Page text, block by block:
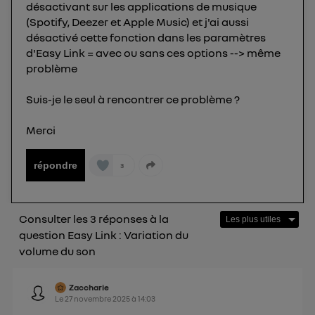
désactivant sur les applications de musique
(Spotify, Deezer et Apple Music) et j'ai aussi
désactivé cette fonction dans les paramètres
d'Easy Link = avec ou sans ces options --> même
problème
Suis-je le seul à rencontrer ce problème ?
Merci
répondre 3
Consulter les 3 réponses à la
question Easy Link : Variation du
volume du son
Zaccharie
Le 27 novembre 2025à14:03
Pour uneconnexion foyer(ex : Wi-Fi), la personnalisation sera basée
sur la navigation des membres du foyer ayant consentis.
Pour une
connexion mobile
, la personnalisation sera basée
uniquement sur la navigation de l'utilisateur du mobile.
Vous pouvez à tout moment retirer ce
") ou via la page « gérer Utiq » en bas de ce site.
Politique d'information sur les données